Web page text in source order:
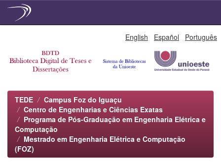
English Español Português
TEDE
Campus Foz do Iguaçu
Centro de Engenharias e Ciências Exatas
Programa de Pós-Graduação em Engenharia Elétrica e
Computação
Mestrado em Engenharia Elétrica e Computação
(FOZ)